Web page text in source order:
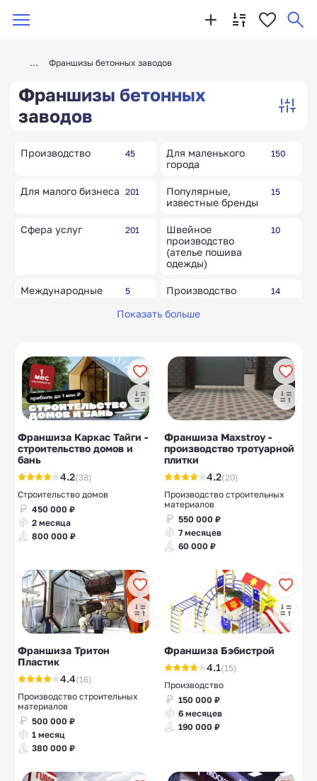
Франшизы бетонных заводов
Франшизы бетонных
заводов
Производство 45
Для маленького
города
150
Для малого бизнеса 201
Популярные,
известные бренды
15
Сфера услуг 201
Швейное
производство
(ателье пошива
одежды)
10
Международные
5
Производство
материалов
14
Магазины
инструментов
11
фасадных панелей
10
Дом престарелых 10
Строительство
10
Базы и дома отдыха 10 Производство мыла 10
Показать больше
Франшиза Каркас Тайги -
строительство домов и
бань
4.2(38)
Строительство домов
450 000 ₽
2 месяца
800 000 ₽
Франшиза Maxstroy -
производство тротуарной
плитки
4.2(20)
Производство строительных
материалов
550 000 ₽
7 месяцев
60 000 ₽
Франшиза Тритон
Пластик
4.4(16)
Производство строительных
материалов
500 000 ₽
1 месяц
380 000 ₽
Франшиза Бэбистрой
4.1(15)
Производство
150 000 ₽
6 месяцев
190 000 ₽